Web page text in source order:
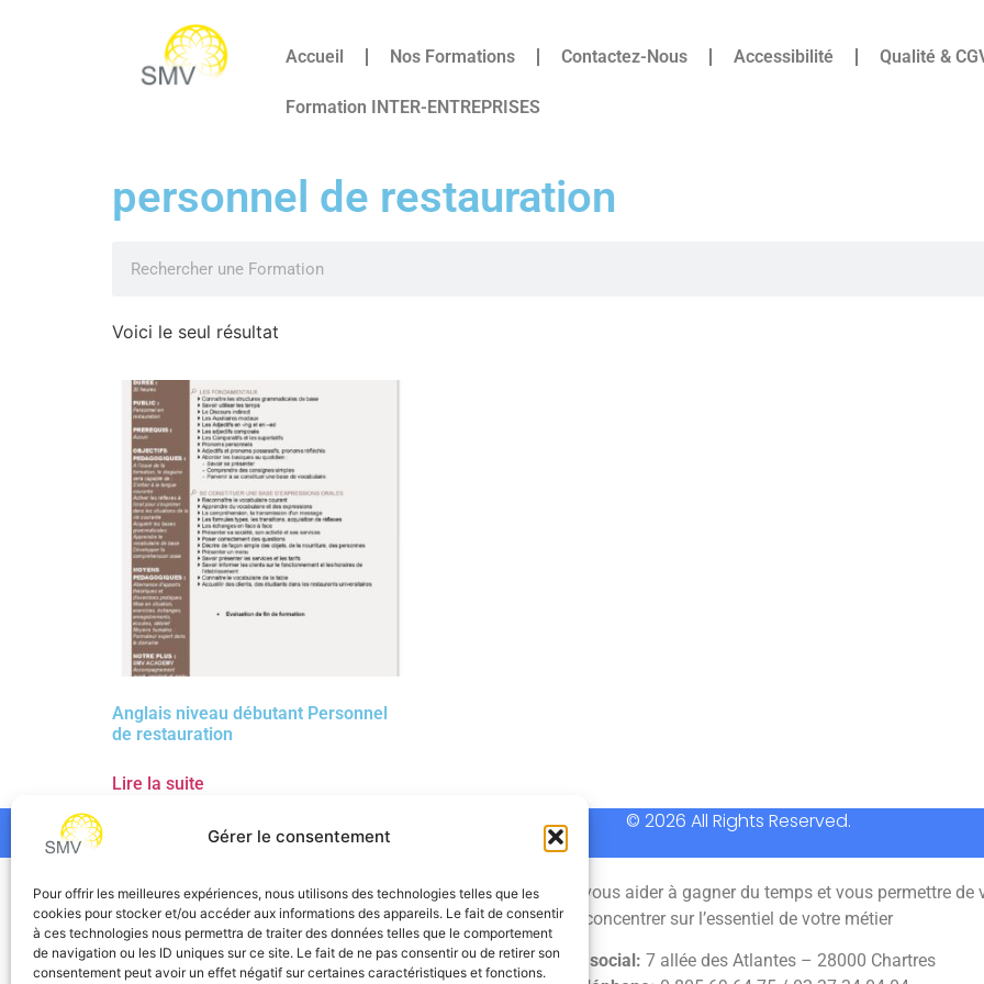
Gérer le consentement
Pour offrir les meilleures expériences, nous utilisons des technologies telles que les
cookies pour stocker et/ou accéder aux informations des appareils. Le fait de consentir
à ces technologies nous permettra de traiter des données telles que le comportement
de navigation ou les ID uniques sur ce site. Le fait de ne pas consentir ou de retirer son
consentement peut avoir un effet négatif sur certaines caractéristiques et fonctions.
Accueil Nos Formations Contactez-Nous Accessibilité Qualité &
Formation INTER-ENTREPRISES
personnel de restauration
Voici le seul résultat
Anglais niveau débutant Personnel
de restauration
Lire la suite
© 2026 All Rights Reserved.
SMV permet de vous aider à gagner du temps et vous permettre de
concentrer sur l’essentiel de votre métier
Siège social: 7 allée des Atlantes – 28000 Chartres